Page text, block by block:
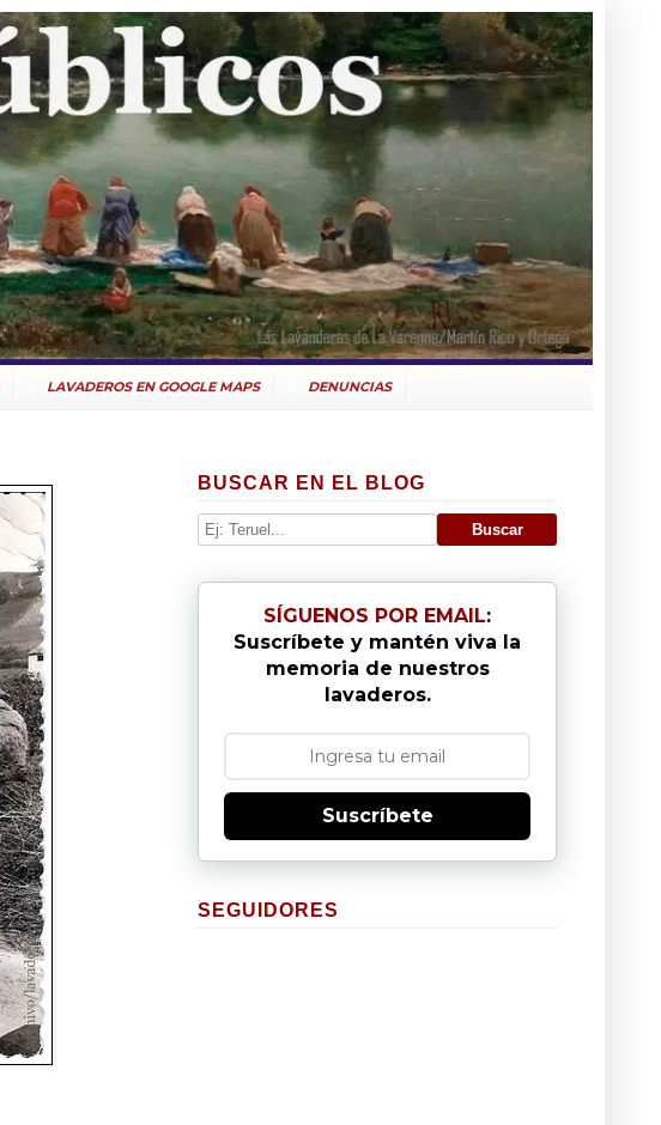
LAVADEROS EN GOOGLE MAPS DENUNCIAS
BUSCAR EN EL BLOG
SÍGUENOS POR EMAIL:
Suscríbete y mantén viva la
memoria de nuestros
lavaderos.
Suscríbete
SEGUIDORES